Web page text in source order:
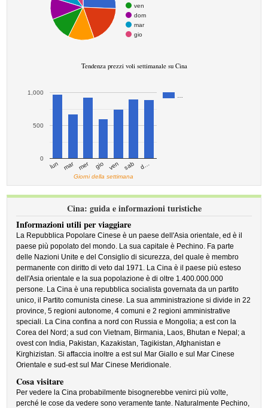
ven
dom
mar
gio
Tendenza prezzi voli settimanale su Cina
lun mar mer gio ven sab d…
0
500
1,000
Giorni della settimana
Cina: guida e informazioni turistiche
Informazioni utili per viaggiare
La Repubblica Popolare Cinese è un paese dell'Asia orientale, ed è il
paese più popolato del mondo. La sua capitale è Pechino. Fa parte
delle Nazioni Unite e del Consiglio di sicurezza, del quale è membro
permanente con diritto di veto dal 1971. La Cina è il paese più esteso
dell'Asia orientale e la sua popolazione è di oltre 1.400.000.000
persone. La Cina è una repubblica socialista governata da un partito
unico, il Partito comunista cinese. La sua amministrazione si divide in 22
province, 5 regioni autonome, 4 comuni e 2 regioni amministrative
speciali. La Cina confina a nord con Russia e Mongolia; a est con la
Corea del Nord; a sud con Vietnam, Birmania, Laos, Bhutan e Nepal; a
ovest con India, Pakistan, Kazakistan, Tagikistan, Afghanistan e
Kirghizistan. Si affaccia inoltre a est sul Mar Giallo e sul Mar Cinese
Orientale e sud-est sul Mar Cinese Meridionale.
Cosa visitare
Per vedere la Cina probabilmente bisognerebbe venirci più volte,
perché le cose da vedere sono veramente tante. Naturalmente Pechino,